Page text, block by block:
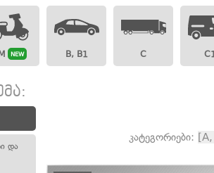
NEW B, B1 C
და
კატეგორიები: